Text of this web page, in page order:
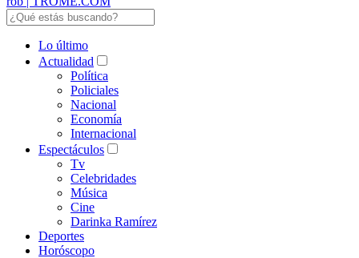
Lo último
Actualidad
Política
Policiales
Nacional
Economía
Internacional
Espectáculos
Tv
Celebridades
Música
Cine
Darinka Ramírez
Deportes
Horóscopo